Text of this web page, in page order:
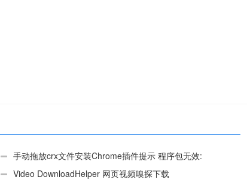
手动拖放crx文件安装Chrome插件提示 程序包无效:
“CEX_HEADER_INVALID”的解决办法
Video DownloadHelper 网页视频嗅探下载